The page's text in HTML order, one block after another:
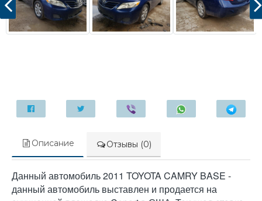
Описание Отзывы (0)
Данный автомобиль 2011 TOYOTA CAMRY BASE -
данный автомобиль выставлен и продается на